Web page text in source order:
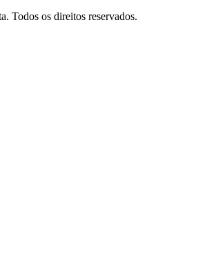
Todos os direitos reservados.